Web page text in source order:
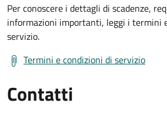
Per conoscere i dettagli di scadenze,
informazioni importanti, leggi i termini
servizio.
Termini e condizioni di servizio
Contatti